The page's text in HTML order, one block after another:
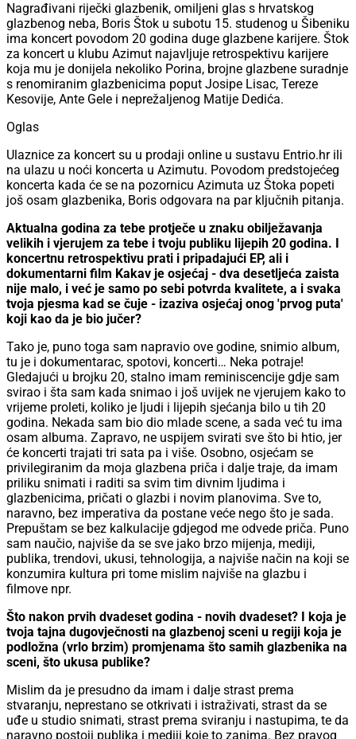
Nagrađivani riječki glazbenik, omiljeni glas s hrvatskog
glazbenog neba, Boris Štok u subotu 15. studenog u Šibeniku
ima koncert povodom 20 godina duge glazbene karijere. Štok
za koncert u klubu Azimut najavljuje retrospektivu karijere
koja mu je donijela nekoliko Porina, brojne glazbene suradnje
s renomiranim glazbenicima poput Josipe Lisac, Tereze
Kesovije, Ante Gele i neprežaljenog Matije Dedića.
Oglas
Ulaznice za koncert su u prodaji online u sustavu Entrio.hr ili
na ulazu u noći koncerta u Azimutu. Povodom predstojećeg
koncerta kada će se na pozornicu Azimuta uz Štoka popeti
još osam glazbenika, Boris odgovara na par ključnih pitanja.
Aktualna godina za tebe protječe u znaku obilježavanja
velikih i vjerujem za tebe i tvoju publiku lijepih 20 godina. I
koncertnu retrospektivu prati i pripadajući EP, ali i
dokumentarni film Kakav je osjećaj - dva desetljeća zaista
nije malo, i već je samo po sebi potvrda kvalitete, a i svaka
tvoja pjesma kad se čuje - izaziva osjećaj onog 'prvog puta'
koji kao da je bio jučer?
Tako je, puno toga sam napravio ove godine, snimio album,
tu je i dokumentarac, spotovi, koncerti… Neka potraje!
Gledajući u brojku 20, stalno imam reminiscencije gdje sam
svirao i šta sam kada snimao i još uvijek ne vjerujem kako to
vrijeme proleti, koliko je ljudi i lijepih sjećanja bilo u tih 20
godina. Nekada sam bio dio mlade scene, a sada već tu ima
osam albuma. Zapravo, ne uspijem svirati sve što bi htio, jer
će koncerti trajati tri sata pa i više. Osobno, osjećam se
privilegiranim da moja glazbena priča i dalje traje, da imam
priliku snimati i raditi sa svim tim divnim ljudima i
glazbenicima, pričati o glazbi i novim planovima. Sve to,
naravno, bez imperativa da postane veće nego što je sada.
Prepuštam se bez kalkulacije gdjegod me odvede priča. Puno
sam naučio, najviše da se sve jako brzo mijenja, mediji,
publika, trendovi, ukusi, tehnologija, a najviše način na koji se
konzumira kultura pri tome mislim najviše na glazbu i
filmove npr.
Što nakon prvih dvadeset godina - novih dvadeset? I koja je
tvoja tajna dugovječnosti na glazbenoj sceni u regiji koja je
podložna (vrlo brzim) promjenama što samih glazbenika na
sceni, što ukusa publike?
Mislim da je presudno da imam i dalje strast prema
stvaranju, neprestano se otkrivati i istraživati, strast da se
uđe u studio snimati, strast prema sviranju i nastupima, te da
naravno postoji publika i mediji koje to zanima. Bez pravog